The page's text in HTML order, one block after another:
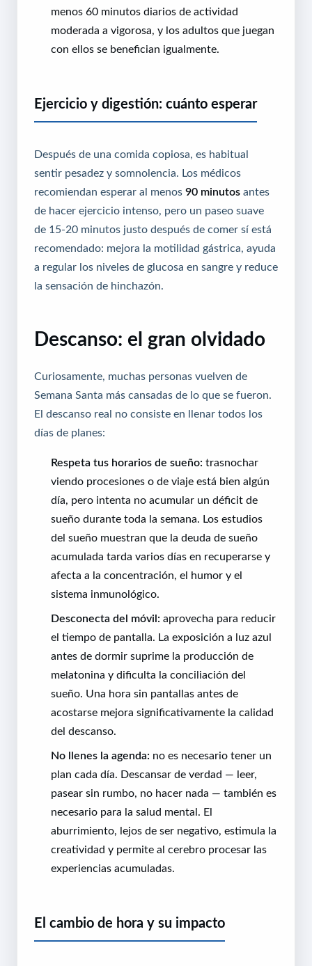
menos 60 minutos diarios de actividad
moderada a vigorosa, y los adultos que juegan
con ellos se benefician igualmente.
Ejercicio y digestión: cuánto esperar
Después de una comida copiosa, es habitual
sentir pesadez y somnolencia. Los médicos
recomiendan esperar al menos 90 minutos antes
de hacer ejercicio intenso, pero un paseo suave
de 15-20 minutos justo después de comer sí está
recomendado: mejora la motilidad gástrica, ayuda
a regular los niveles de glucosa en sangre y reduce
la sensación de hinchazón.
Descanso: el gran olvidado
Curiosamente, muchas personas vuelven de
Semana Santa más cansadas de lo que se fueron.
El descanso real no consiste en llenar todos los
días de planes:
Respeta tus horarios de sueño: trasnochar
viendo procesiones o de viaje está bien algún
día, pero intenta no acumular un déficit de
sueño durante toda la semana. Los estudios
del sueño muestran que la deuda de sueño
acumulada tarda varios días en recuperarse y
afecta a la concentración, el humor y el
sistema inmunológico.
Desconecta del móvil: aprovecha para reducir
el tiempo de pantalla. La exposición a luz azul
antes de dormir suprime la producción de
melatonina y dificulta la conciliación del
sueño. Una hora sin pantallas antes de
acostarse mejora significativamente la calidad
del descanso.
No llenes la agenda: no es necesario tener un
plan cada día. Descansar de verdad — leer,
pasear sin rumbo, no hacer nada — también es
necesario para la salud mental. El
aburrimiento, lejos de ser negativo, estimula la
creatividad y permite al cerebro procesar las
experiencias acumuladas.
El cambio de hora y su impacto